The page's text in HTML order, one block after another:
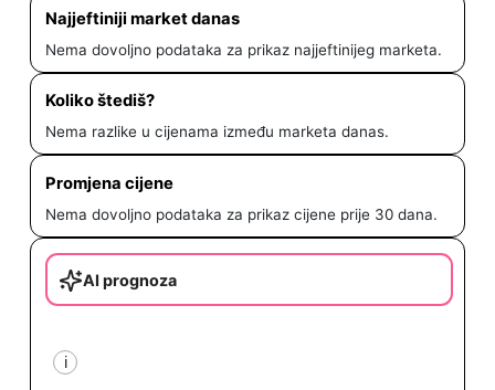
Najjeftiniji market danas
Nema dovoljno podataka za prikaz najjeftinijeg marketa.
Koliko štediš?
Nema razlike u cijenama između marketa danas.
Promjena cijene
Nema dovoljno podataka za prikaz cijene prije 30 dana.
AI prognoza
i